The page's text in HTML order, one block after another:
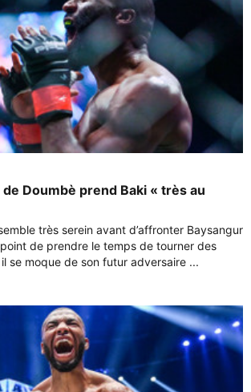
Doumbè prend Baki « très au
très serein avant d’affronter Baysangur
de prendre le temps de tourner des
se moque de son futur adversaire ...